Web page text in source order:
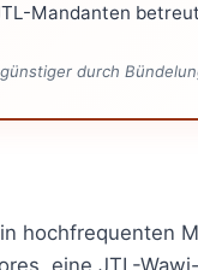
Mandanten betreut
durch
hochfrequenten
eine JTL-